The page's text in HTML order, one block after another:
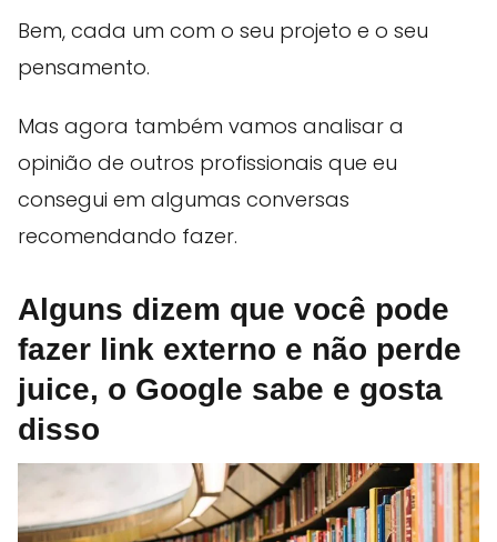
Bem, cada um com o seu projeto e o seu
pensamento.
Mas agora também vamos analisar a
opinião de outros profissionais que eu
consegui em algumas conversas
recomendando fazer.
Alguns dizem que você pode
fazer link externo e não perde
juice, o Google sabe e gosta
disso